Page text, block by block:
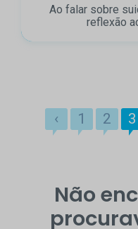
Ao falar sobre
reflexão
‹ 1 2 3
Não